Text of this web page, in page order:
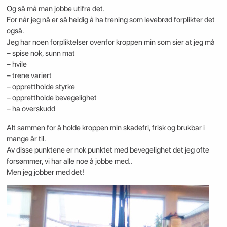
Og så må man jobbe utifra det.
For når jeg nå er så heldig å ha trening som levebrød forplikter det
også.
Jeg har noen forpliktelser ovenfor kroppen min som sier at jeg må
– spise nok, sunn mat
– hvile
– trene variert
– opprettholde styrke
– opprettholde bevegelighet
– ha overskudd
Alt sammen for å holde kroppen min skadefri, frisk og brukbar i
mange år til.
Av disse punktene er nok punktet med bevegelighet det jeg ofte
forsømmer, vi har alle noe å jobbe med..
Men jeg jobber med det!